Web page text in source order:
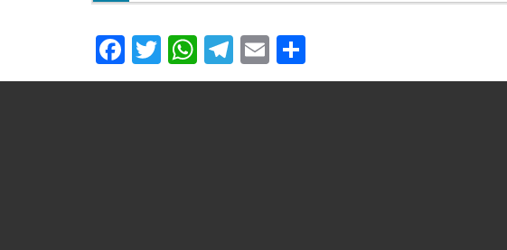
Facebook
Twitter
WhatsApp
Telegram
Email